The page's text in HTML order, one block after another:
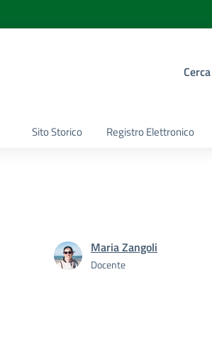
Cerca
Sito Storico Registro Elettronico
Maria Zangoli
Docente